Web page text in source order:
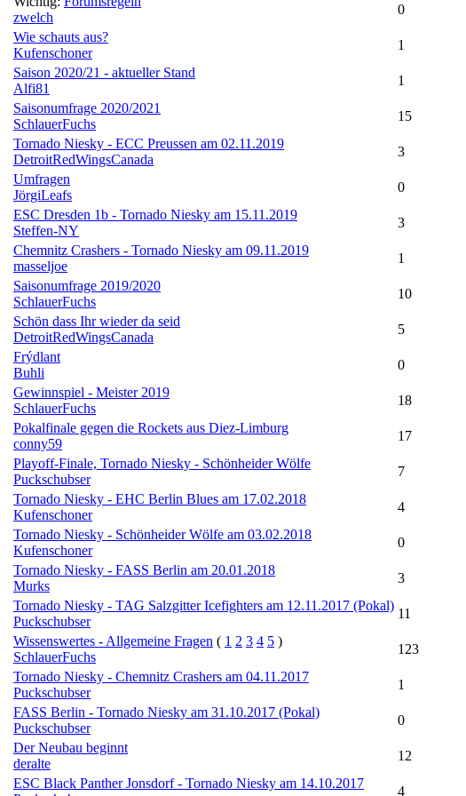
zwelch
0
Wie schauts aus?
Kufenschoner
1
Saison 2020/21 - aktueller Stand
Alfi81
1
Saisonumfrage 2020/2021
SchlauerFuchs
15
Tornado Niesky - ECC Preussen am 02.11.2019
DetroitRedWingsCanada
3
Umfragen
JörgiLeafs
0
ESC Dresden 1b - Tornado Niesky am 15.11.2019
Steffen-NY
3
Chemnitz Crashers - Tornado Niesky am 09.11.2019
masseljoe
1
Saisonumfrage 2019/2020
SchlauerFuchs
10
Schön dass Ihr wieder da seid
DetroitRedWingsCanada
5
Frýdlant
Buhli
0
Gewinnspiel - Meister 2019
SchlauerFuchs
18
Pokalfinale gegen die Rockets aus Diez-Limburg
conny59
17
Playoff-Finale, Tornado Niesky - Schönheider Wölfe
Puckschubser
7
Tornado Niesky - EHC Berlin Blues am 17.02.2018
Kufenschoner
4
Tornado Niesky - Schönheider Wölfe am 03.02.2018
Kufenschoner
0
Tornado Niesky - FASS Berlin am 20.01.2018
Murks
3
Tornado Niesky - TAG Salzgitter Icefighters am 12.11.2017 (Pokal)
Puckschubser
11
Wissenswertes - Allgemeine Fragen ( 1 2 3 4 5 )
SchlauerFuchs
123
Tornado Niesky - Chemnitz Crashers am 04.11.2017
Puckschubser
1
FASS Berlin - Tornado Niesky am 31.10.2017 (Pokal)
Puckschubser
0
Der Neubau beginnt
deralte
12
ESC Black Panther Jonsdorf - Tornado Niesky am 14.10.2017
4